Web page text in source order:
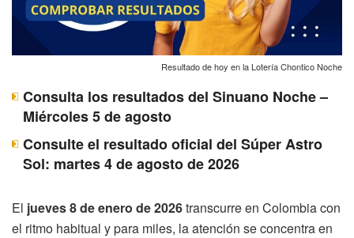
Resultado de hoy en la Lotería Chontico Noche
Consulta los resultados del Sinuano Noche –
Miércoles 5 de agosto
Consulte el resultado oficial del Súper Astro
Sol: martes 4 de agosto de 2026
El jueves 8 de enero de 2026transcurre en Colombia con
el ritmo habitual y para miles, la atención se concentra en